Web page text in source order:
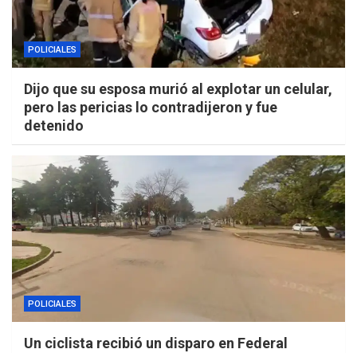
POLICIALES
Dijo que su esposa murió al explotar un celular,
pero las pericias lo contradijeron y fue
detenido
POLICIALES
Un ciclista recibió un disparo en Federal